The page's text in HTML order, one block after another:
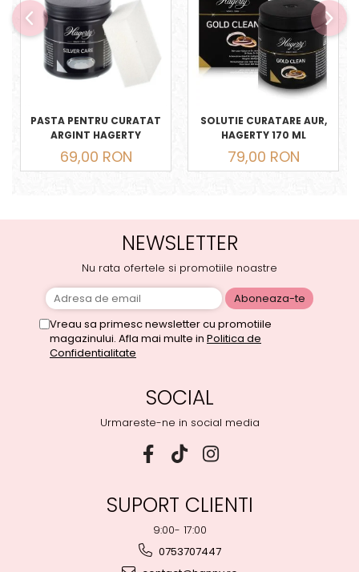
PASTA PENTRU CURATAT
ARGINT HAGERTY
69,00 RON
SOLUTIE CURATARE AUR,
HAGERTY 170 ML
79,00 RON
NEWSLETTER
Nu rata ofertele si promotiile noastre
Vreau sa primesc newsletter cu promotiile
magazinului. Afla mai multe in Politica de
Confidentialitate
SOCIAL
Urmareste-ne in social media
SUPORT CLIENTI
9:00- 17:00
0753707447